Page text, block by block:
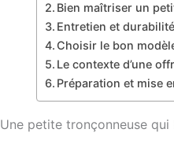
Bien maîtriser un
Entretien et
Choisir le bon
Le contexte d’une
Préparation et mise
Une petite tronçonneuse